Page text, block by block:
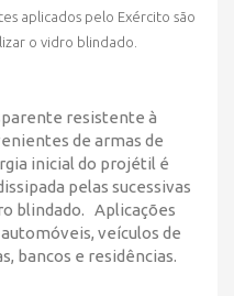
aplicados pelo Exército são
o vidro blindado.
resistente à
de armas de
inicial do projétil é
pelas sucessivas
blindado. Aplicações
veículos de
bancos e residências.